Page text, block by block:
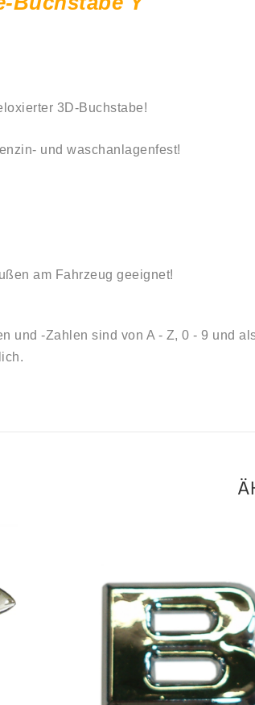
3D-Buchstabe!
- und waschanlagenfest!
am Fahrzeug geeignet!
und -Zahlen sind von A - Z, 0 - 9 und